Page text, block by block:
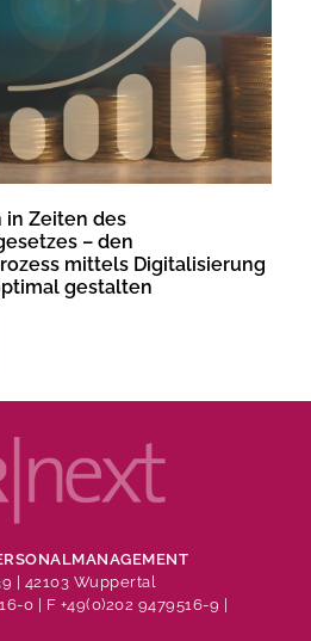
in Zeiten des
– den
mittels Digitalisierung
gestalten
| 42103 Wuppertal
0
| F +49(0)202 9479516-9 |